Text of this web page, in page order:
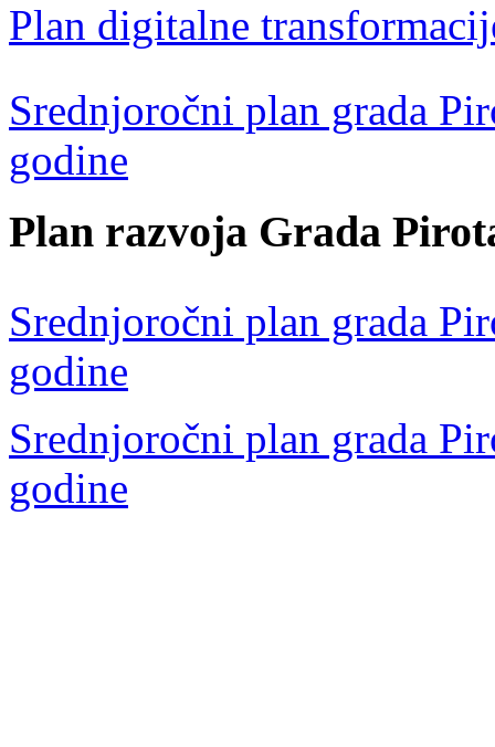
Plan digitalne
Srednjoročni plan grada
godine
Plan razvoja Grada
Srednjoročni plan grada
godine
Srednjoročni plan grada
godine